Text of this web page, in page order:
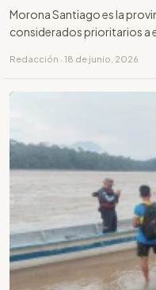
Morona Santiago es la
considerados prioritarios a
Redacción · 18 de junio, 2026